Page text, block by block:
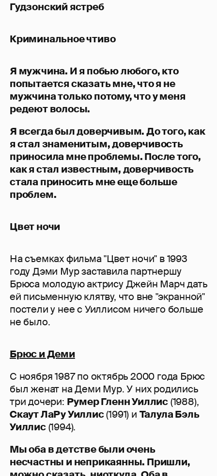
Гудзонский ястреб
Криминальное чтиво
Я мужчина. И я побью любого, кто
попытается сказать мне, что я не
мужчина только потому, что у меня
редеют волосы.
Я всегда был доверчивым. До того, как
я стал знаменитым, доверчивость
приносила мне проблемы. После того,
как я стал известным, доверчивость
стала приносить мне еще больше
проблем.
Цвет ночи
На съемках фильма "Цвет ночи" в 1993
году Дэми Мур заставила партнершу
Брюса молодую актрису Джейн Марч дать
ей письменную клятву, что вне "экранной"
постели у нее с Уиллисом ничего больше
не было.
Брюс и Деми
С ноября 1987 по октябрь 2000 года Брюс
был женат на Деми Мур. У них родились
три дочери: Румер Гленн Уиллис(1988),
Скаут ЛаРу Уиллис(1991) и Талула Бэль
Уиллис(1994).
Мы оба в детстве были очень
несчастны и неприкаянны. Пришли,